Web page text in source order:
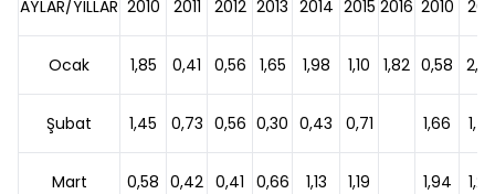
AYLAR/YILLAR 2010 2011 2012 2013 2014 2015 2016 2010 2011
Ocak 1,85 0,41 0,56 1,65 1,98 1,10 1,82 0,58
Şubat 1,45 0,73 0,56 0,30 0,43 0,71 1,66 1,72
Mart 0,58 0,42 0,41 0,66 1,13 1,19 1,94 1,22